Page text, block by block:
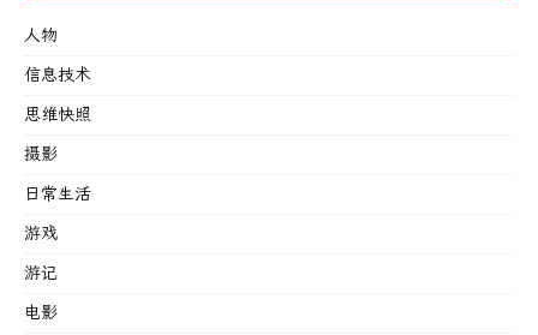
人物
信息技术
思维快照
摄影
日常生活
游戏
游记
电影